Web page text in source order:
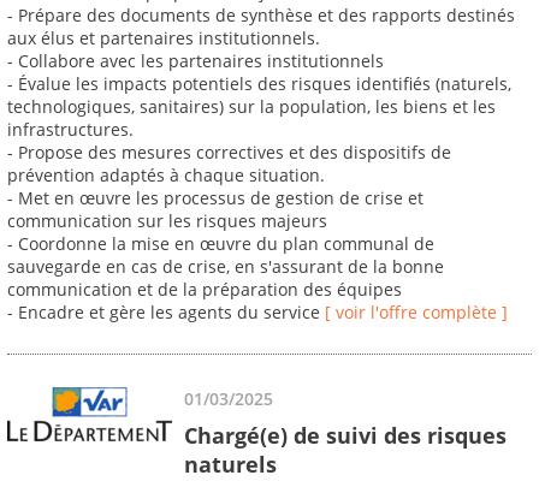
- Prépare des documents de synthèse et des rapports destinés
aux élus et partenaires institutionnels.
- Collabore avec les partenaires institutionnels
- Évalue les impacts potentiels des risques identifiés (naturels,
technologiques, sanitaires) sur la population, les biens et les
infrastructures.
- Propose des mesures correctives et des dispositifs de
prévention adaptés à chaque situation.
- Met en œuvre les processus de gestion de crise et
communication sur les risques majeurs
- Coordonne la mise en œuvre du plan communal de
sauvegarde en cas de crise, en s'assurant de la bonne
communication et de la préparation des équipes
- Encadre et gère les agents du service [ voir l'offre complète ]
01/03/2025
Chargé(e) de suivi des risques
naturels